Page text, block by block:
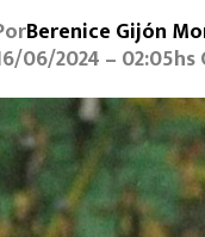
Berenice Gijón
06/2024 – 02:05hs